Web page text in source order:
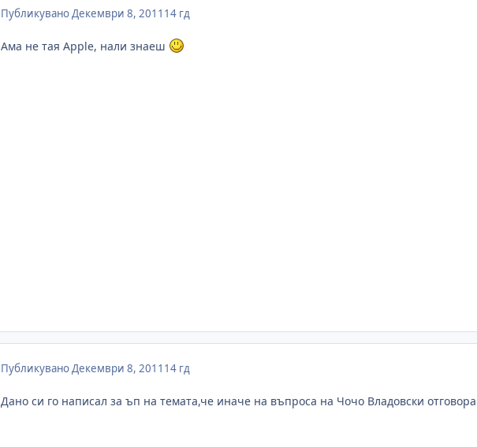
ПубликуваноДекември 8, 2011 14 гд
Ама не тая Apple, нали знаеш
ПубликуваноДекември 8, 2011 14 гд
Дано си го написал за ъп на темата,че иначе на въпроса на Чочо Владовски